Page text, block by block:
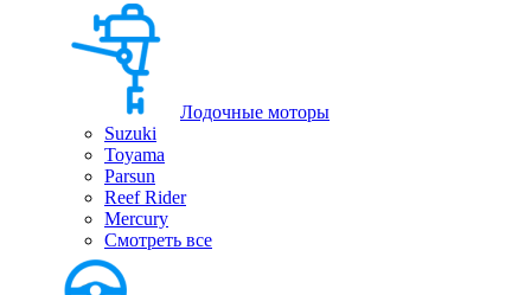
Лодочные моторы
Suzuki
Toyama
Parsun
Reef Rider
Mercury
Смотреть все